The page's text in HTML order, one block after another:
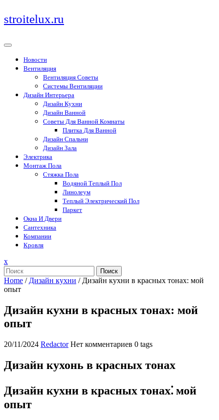
Перейти
к
stroitelux.ru
Новости
Вентиляция
Вентиляция Советы
Системы Вентиляции
Дизайн Интерьера
Дизайн Кухни
Дизайн Ванной
Советы Для Ванной Комнаты
Плитка Для Ванной
Дизайн Спальни
Дизайн Зала
Электрика
Монтаж Пола
Стяжка Пола
Водяной Теплый Пол
Линолеум
Теплый Электрический Пол
Паркет
Окна И Двери
Сантехника
Компании
Кровля
xЗакрыть
меню
Поиск
Home / Дизайн кухни / Дизайн кухни в красных тонах: мой
опыт
Дизайн кухни в красных тонах: мой
опыт
20/11/2024 Redactor Нет комментариев 0 tags
Дизайн кухонь в красных тонах
Дизайн кухни в красных тонах⁚ мой
опыт